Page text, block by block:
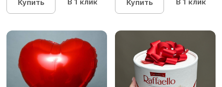
Купить В 1 клик Купить В 1 клик